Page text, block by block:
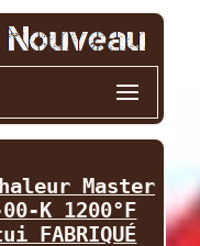
Master
K 1200°F
FABRIQUÉ